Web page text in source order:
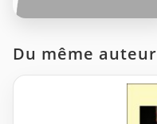
Du même auteur